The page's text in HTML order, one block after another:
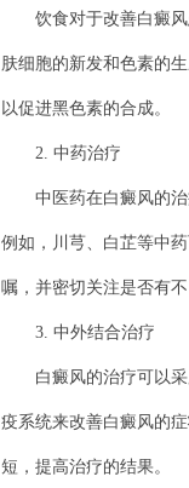
饮食对于改善白癜风
肤细胞的新发和色素的
以促进黑色素的合成。
2. 中药治疗
中医药在白癜风的治
例如，川芎、白芷等中
嘱，并密切关注是否有不
3. 中外结合治疗
白癜风的治疗可以采
疫系统来改善白癜风的
短，提高治疗的结果。